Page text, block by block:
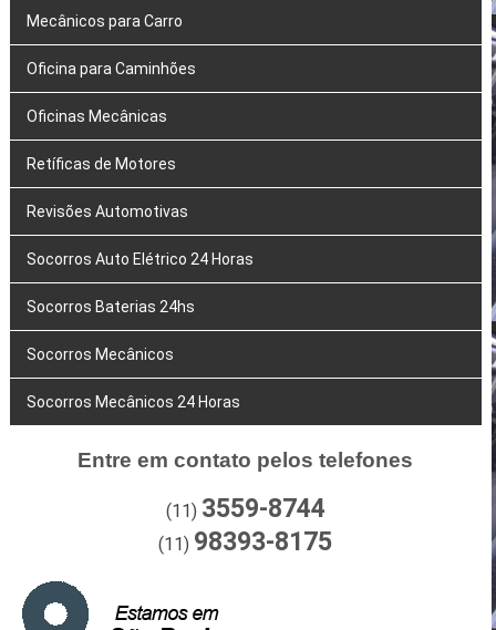
Mecânicos para Carro
Oficina para Caminhões
Oficinas Mecânicas
Retíficas de Motores
Revisões Automotivas
Socorros Auto Elétrico 24 Horas
Socorros Baterias 24hs
Socorros Mecânicos
Socorros Mecânicos 24 Horas
Entre em contato pelos telefones
(11) 3559-8744
(11) 98393-8175